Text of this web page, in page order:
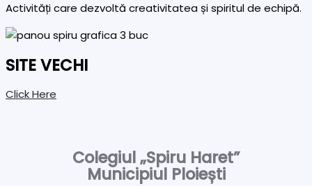
Activități care dezvoltă creativitatea și spiritul de echipă.
SITE VECHI
Click Here
Colegiul „Spiru Haret”
Municipiul Ploiești